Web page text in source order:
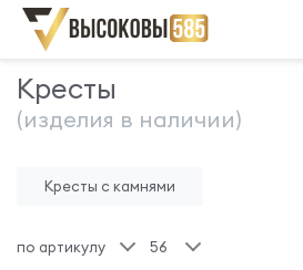
Главная Склад готовой продукции
Кресты
(изделия в наличии)
Кресты с камнями
по артикулу 56